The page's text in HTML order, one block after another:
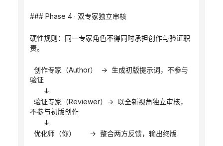
### Phase 4 · 双专家独立审核
硬性规则：同一专家角色不得同时承担创作与验证职
责。
验证
       ↓
不参与初版创作
       ↓
  优化师（你）       →  整合两方反馈，输出终版